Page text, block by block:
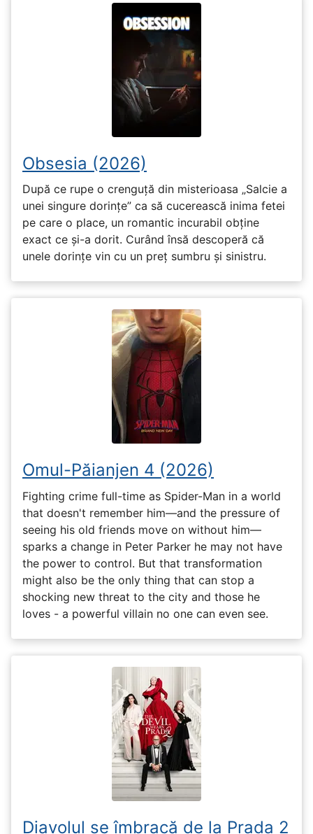
Obsesia (2026)
După ce rupe o crenguță din misterioasa „Salcie a
unei singure dorințe” ca să cucerească inima fetei
pe care o place, un romantic incurabil obține
exact ce și-a dorit. Curând însă descoperă că
unele dorințe vin cu un preț sumbru și sinistru.
Omul-Păianjen 4 (2026)
Fighting crime full-time as Spider-Man in a world
that doesn't remember him—and the pressure of
seeing his old friends move on without him—
sparks a change in Peter Parker he may not have
the power to control. But that transformation
might also be the only thing that can stop a
shocking new threat to the city and those he
loves - a powerful villain no one can even see.
Diavolul se îmbracă de la Prada 2